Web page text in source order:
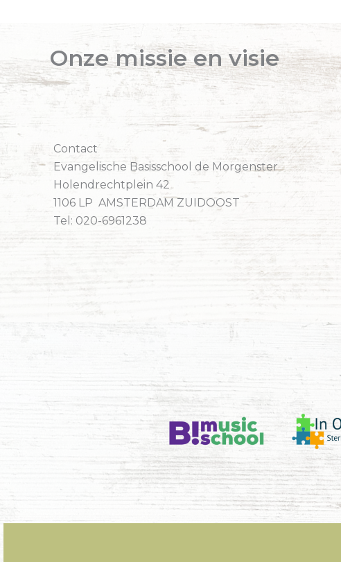
Onze missie en visie
Contact
Evangelische Basisschool de Morgenster
Holendrechtplein 42
1106 LP AMSTERDAM ZUIDOOST
Tel: 020-6961238